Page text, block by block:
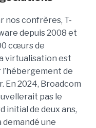
nos confrères, T-
depuis 2008 et
cœurs de
virtualisation est
de
En 2024, Broadcom
pas le
initial de deux ans,
demandé une